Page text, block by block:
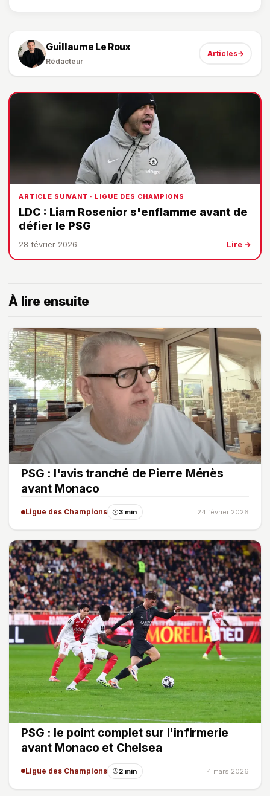
Guillaume Le Roux
Rédacteur
Articles→
ARTICLE SUIVANT · LIGUE DES CHAMPIONS
LDC : Liam Rosenior s'enflamme avant de
défier le PSG
28 février 2026 Lire →
À lire ensuite
PSG : l'avis tranché de Pierre Ménès
avant Monaco
Ligue des Champions 3 min 24 février 2026
PSG : le point complet sur l'infirmerie
avant Monaco et Chelsea
Ligue des Champions 2 min 4 mars 2026